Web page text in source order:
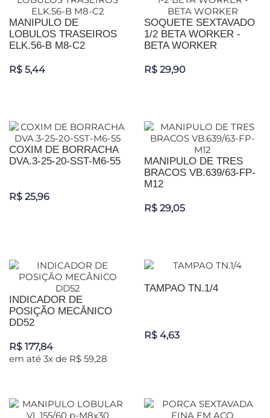
MANIPULO DE
LOBULOS TRASEIROS
ELK.56-B M8-C2
R$ 5,44
SOQUETE SEXTAVADO
1/2 BETA WORKER -
BETA WORKER
R$ 29,90
COXIM DE BORRACHA
DVA.3-25-20-SST-M6-55
R$ 25,96
MANIPULO DE TRES
BRACOS VB.639/63-FP-
M12
R$ 29,05
INDICADOR DE
POSIÇÃO MECÂNICO
DD52
R$ 177,84
em até 3x de R$ 59,28
TAMPAO TN.1/4
R$ 4,63